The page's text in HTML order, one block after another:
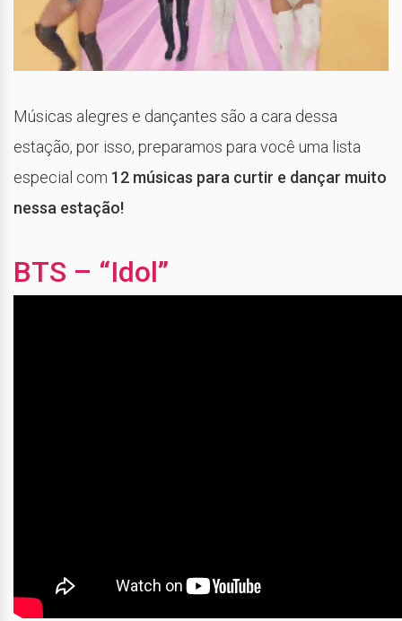
Músicas alegres e dançantes são a cara dessa
estação, por isso, preparamos para você uma lista
especial com 12 músicas para curtir e dançar muito
nessa estação!
BTS – “Idol”